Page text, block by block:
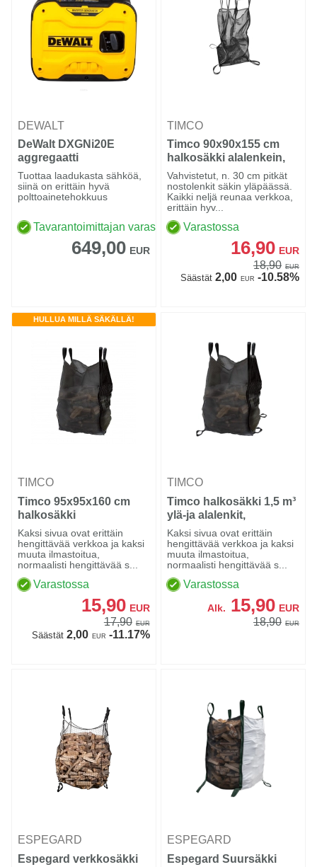
DEWALT
DeWalt DXGNi20E
aggregaatti
Tuottaa laadukasta sähköä,
siinä on erittäin hyvä
polttoainetehokkuus
Tavarantoimittajan varastossa
649,00 EUR
TIMCO
Timco 90x90x155 cm
halkosäkki alalenkein,
verkkoa
Vahvistetut, n. 30 cm pitkät
nostolenkit säkin yläpäässä.
Kaikki neljä reunaa verkkoa,
erittäin hyv...
Varastossa
16,90 EUR
18,90 EUR
Säästät2,00 EUR -10.58%
HULLUA MILLÄ SÄKÄLLÄ!
TIMCO
Timco 95x95x160 cm
halkosäkki
Kaksi sivua ovat erittäin
hengittävää verkkoa ja kaksi
muuta ilmastoitua,
normaalisti hengittävää s...
Varastossa
15,90 EUR
17,90 EUR
Säästät2,00 EUR -11.17%
TIMCO
Timco halkosäkki 1,5 m³
ylä-ja alalenkit,
95x95x160 cm
Kaksi sivua ovat erittäin
hengittävää verkkoa ja kaksi
muuta ilmastoitua,
normaalisti hengittävää s...
Varastossa
Alk. 15,90 EUR
18,90 EUR
ESPEGARD
Espegard verkkosäkki
ESPEGARD
Espegard Suursäkki